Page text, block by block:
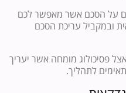
על הסכם אשר מאפשר לכם
ובמקביל עריכת הסכם
פסיכולוג מומחה אשר יעריך
לתהליך.